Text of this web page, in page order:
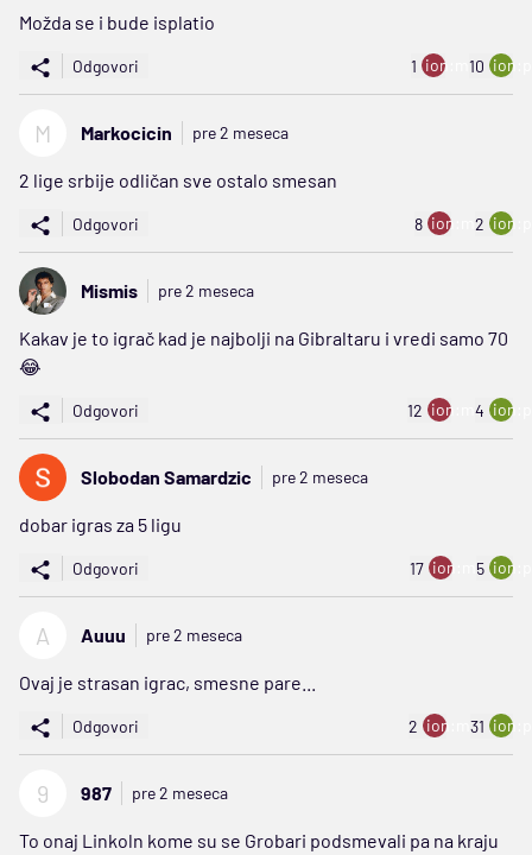
Možda se i bude isplatio
Odgovori 1 ion:minus
10
M Markocicin pre 2 meseca
2 lige srbije odličan sve ostalo smesan
Odgovori 8 ion:minus
2
Mismis pre 2 meseca
Kakav je to igrač kad je najbolji na Gibraltaru i vredi samo 70
😂
Odgovori 12 ion:minus
4
Slobodan Samardzic pre 2 meseca
dobar igras za 5 ligu
Odgovori 17 ion:minus
5
A Auuu pre 2 meseca
Ovaj je strasan igrac, smesne pare...
Odgovori 2 ion:minus
31
9 987 pre 2 meseca
To onaj Linkoln kome su se Grobari podsmevali pa na kraju